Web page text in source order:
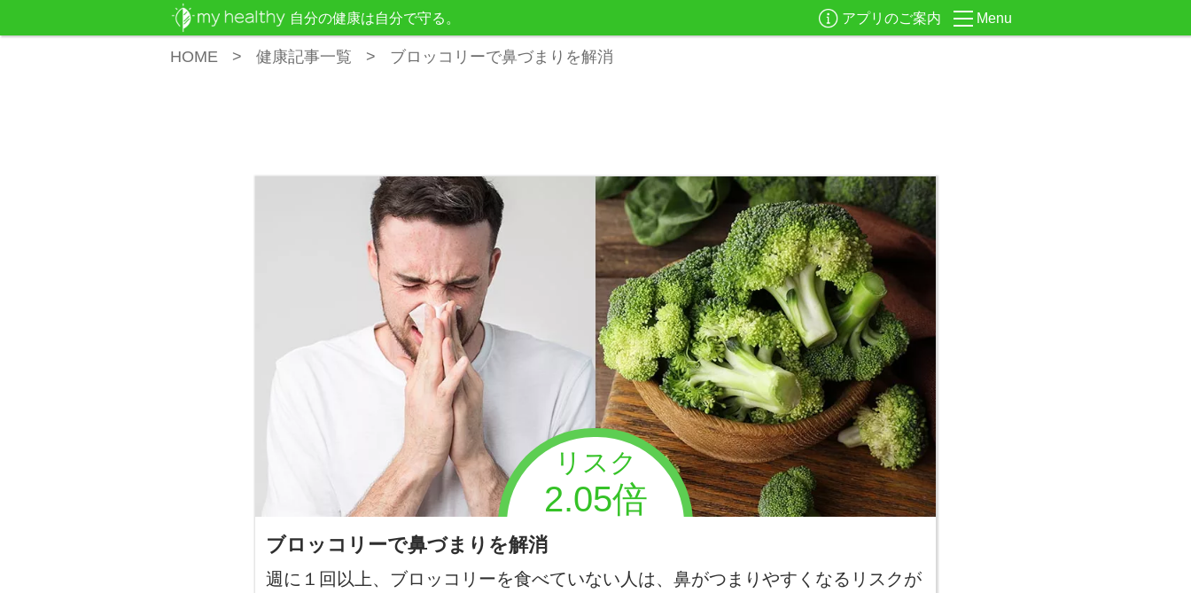
HOME 健康記事一覧 ブロッコリーで鼻づまりを解消
リスク
2.05倍
ブロッコリーで鼻づまりを解消
週に１回以上、ブロッコリーを食べていない人は、鼻がつまりやすくなるリスクが
自分の健康は自分で守る。 アプリのご案内 Menu